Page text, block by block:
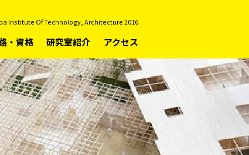
Institute Of Technology, Architecture 2016
・資格 研究室紹介 アクセス